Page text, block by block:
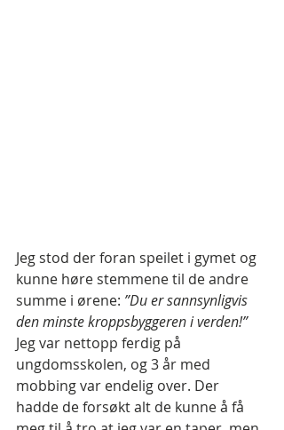
Jeg stod der foran speilet i gymet og
kunne høre stemmene til de andre
summe i ørene: ”Du er sannsynligvis
den minste kroppsbyggeren i verden!”
Jeg var nettopp ferdig på
ungdomsskolen, og 3 år med
mobbing var endelig over. Der
hadde de forsøkt alt de kunne å få